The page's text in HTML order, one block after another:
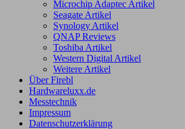
Microchip Adaptec Artikel
Seagate Artikel
Synology Artikel
QNAP Reviews
Toshiba Artikel
Western Digital Artikel
Weitere Artikel
Über Firebl
Hardwareluxx.de
Messtechnik
Impressum
Datenschutzerklärung